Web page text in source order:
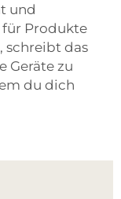
und
für Produkte
schreibt das
Geräte zu
du dich